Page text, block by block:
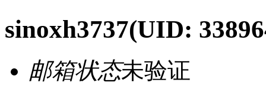
sinoxh3737(UID:
邮箱状态未验证